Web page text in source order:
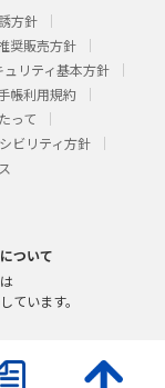
方針
奨販売方針
リティ基本方針
帳利用規約
って
ビリティ方針
ついて
ています。